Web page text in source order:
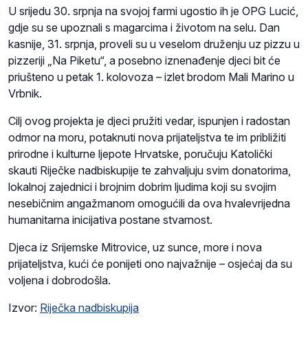
U srijedu 30. srpnja na svojoj farmi ugostio ih je OPG Lucić,
gdje su se upoznali s magarcima i životom na selu. Dan
kasnije, 31. srpnja, proveli su u veselom druženju uz pizzu u
pizzeriji „Na Piketu“, a posebno iznenađenje djeci bit će
priušteno u petak 1. kolovoza – izlet brodom Mali Marino u
Vrbnik.
Cilj ovog projekta je djeci pružiti vedar, ispunjen i radostan
odmor na moru, potaknuti nova prijateljstva te im približiti
prirodne i kulturne ljepote Hrvatske, poručuju Katolički
skauti Riječke nadbiskupije te zahvaljuju svim donatorima,
lokalnoj zajednici i brojnim dobrim ljudima koji su svojim
nesebičnim angažmanom omogućili da ova hvalevrijedna
humanitarna inicijativa postane stvarnost.
Djeca iz Srijemske Mitrovice, uz sunce, more i nova
prijateljstva, kući će ponijeti ono najvažnije – osjećaj da su
voljena i dobrodošla.
Izvor: Riječka nadbiskupija